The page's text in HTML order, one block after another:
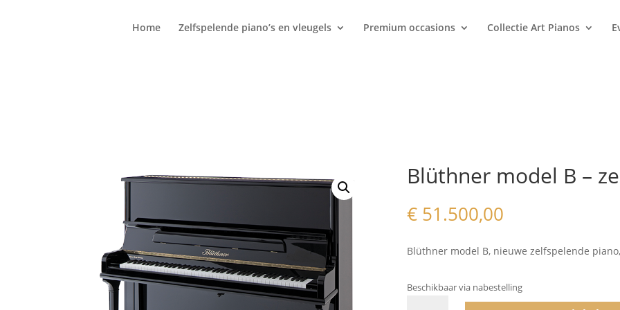
Home Zelfspelende piano’s en vleugels Premium occasions Collectie Art Pianos
Blüthner model B –
€ 51.500,00
Blüthner model B, nieuwe zelfspelende
Beschikbaar via nabestelling